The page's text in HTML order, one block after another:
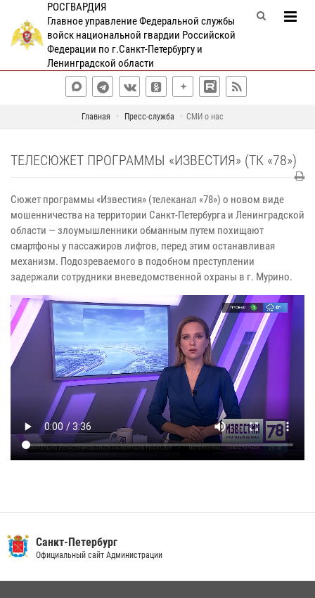
РОСГВАРДИЯ
Главное управление Федеральной службы
войск национальной гвардии Российской
Федерации по г.Санкт-Петербургу и
Ленинградской области
Главная Пресс-служба СМИ о нас
ТЕЛЕСЮЖЕТ ПРОГРАММЫ «ИЗВЕСТИЯ» (ТК «78»)
Сюжет программы «Известия» (телеканал «78») о новом виде
мошенничества на территории Санкт-Петербурга и Ленинградской
области — злоумышленники обманным путем похищают
смартфоны у пассажиров лифтов, перед этим останавливая
механизм. Подозреваемого в подобном преступлении
задержали сотрудники вневедомственной охраны в г. Мурино.
Санкт-Петербург
Официальный сайт Администрации